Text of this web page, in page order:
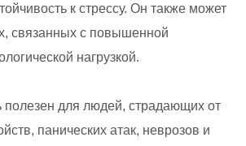
к стрессу. Он также может
связанных с повышенной
нагрузкой.
полезен для людей, страдающих от
панических атак, неврозов и